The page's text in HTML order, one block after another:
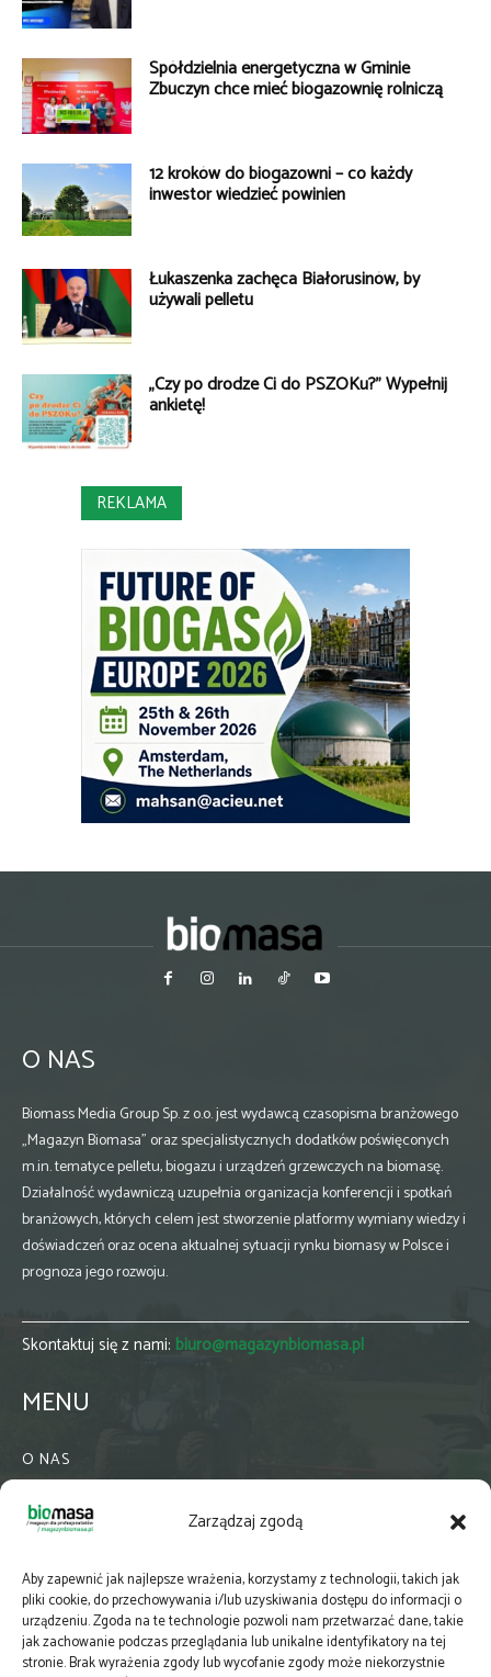
Zarządzaj zgodą
Aby zapewnić jak najlepsze wrażenia, korzystamy z technologii, takich jak
pliki cookie, do przechowywania i/lub uzyskiwania dostępu do informacji o
urządzeniu. Zgoda na te technologie pozwoli nam przetwarzać dane, takie
jak zachowanie podczas przeglądania lub unikalne identyfikatory na tej
stronie. Brak wyrażenia zgody lub wycofanie zgody może niekorzystnie
Spółdzielnia energetyczna w Gminie
Zbuczyn chce mieć biogazownię rolniczą
12 kroków do biogazowni – co każdy
inwestor wiedzieć powinien
Łukaszenka zachęca Białorusinów, by
używali pelletu
„Czy po drodze Ci do PSZOKu?” Wypełnij
ankietę!
REKLAMA
O NAS
Biomass Media Group Sp. z o.o. jest wydawcą czasopisma branżowego
„Magazyn Biomasa” oraz specjalistycznych dodatków poświęconych
m.in. tematyce pelletu, biogazu i urządzeń grzewczych na biomasę.
Działalność wydawniczą uzupełnia organizacja konferencji i spotkań
branżowych, których celem jest stworzenie platformy wymiany wiedzy i
doświadczeń oraz ocena aktualnej sytuacji rynku biomasy w Polsce i
prognoza jego rozwoju.
Skontaktuj się z nami: biuro@magazynbiomasa.pl
MENU
O NAS
WSPÓŁPRACA
PRENUMERATA
NEWSLETTER
MAPY